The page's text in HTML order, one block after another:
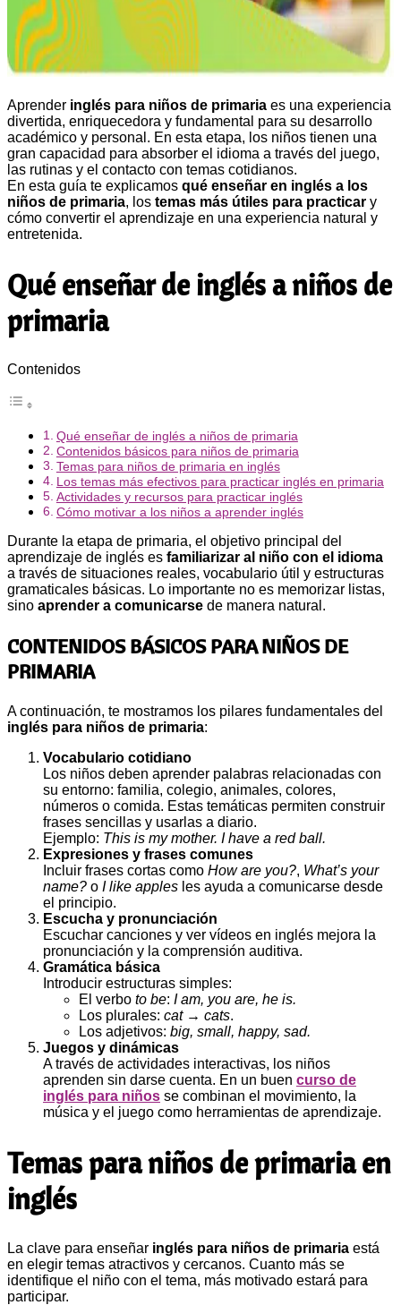
Aprender inglés para niños de primaria es una experiencia
divertida, enriquecedora y fundamental para su desarrollo
académico y personal. En esta etapa, los niños tienen una
gran capacidad para absorber el idioma a través del juego,
las rutinas y el contacto con temas cotidianos.
En esta guía te explicamos qué enseñar en inglés a los
niños de primaria, los temas más útiles para practicar y
cómo convertir el aprendizaje en una experiencia natural y
entretenida.
Qué enseñar de inglés a niños de
primaria
Contenidos
Qué enseñar de inglés a niños de primaria
Contenidos básicos para niños de primaria
Temas para niños de primaria en inglés
Los temas más efectivos para practicar inglés en primaria
Actividades y recursos para practicar inglés
Cómo motivar a los niños a aprender inglés
Durante la etapa de primaria, el objetivo principal del
aprendizaje de inglés es familiarizar al niño con el idioma
a través de situaciones reales, vocabulario útil y estructuras
gramaticales básicas. Lo importante no es memorizar listas,
sino aprender a comunicarse de manera natural.
CONTENIDOS BÁSICOS PARA NIÑOS DE
PRIMARIA
A continuación, te mostramos los pilares fundamentales del
inglés para niños de primaria:
Vocabulario cotidiano
Los niños deben aprender palabras relacionadas con
su entorno: familia, colegio, animales, colores,
números o comida. Estas temáticas permiten construir
frases sencillas y usarlas a diario.
Ejemplo: This is my mother. I have a red ball.
Expresiones y frases comunes
Incluir frases cortas como How are you?, What’s your
name? o I like apples les ayuda a comunicarse desde
el principio.
Escucha y pronunciación
Escuchar canciones y ver vídeos en inglés mejora la
pronunciación y la comprensión auditiva.
Gramática básica
Introducir estructuras simples:
El verbo to be: I am, you are, he is.
Los plurales: cat → cats.
Los adjetivos: big, small, happy, sad.
Juegos y dinámicas
A través de actividades interactivas, los niños
aprenden sin darse cuenta. En un buen curso de
inglés para niños se combinan el movimiento, la
música y el juego como herramientas de aprendizaje.
Temas para niños de primaria en
inglés
La clave para enseñar inglés para niños de primaria está
en elegir temas atractivos y cercanos. Cuanto más se
identifique el niño con el tema, más motivado estará para
participar.